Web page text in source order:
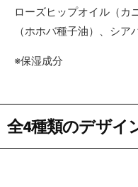
ローズヒップオイル（カ
（ホホバ種子油）、シア
※保湿成分
全4種類のデザイ